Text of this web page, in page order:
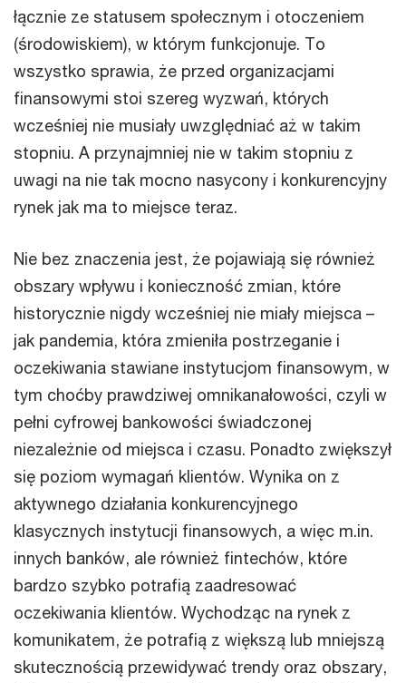
łącznie ze statusem społecznym i otoczeniem
(środowiskiem), w którym funkcjonuje. To
wszystko sprawia, że przed organizacjami
finansowymi stoi szereg wyzwań, których
wcześniej nie musiały uwzględniać aż w takim
stopniu. A przynajmniej nie w takim stopniu z
uwagi na nie tak mocno nasycony i konkurencyjny
rynek jak ma to miejsce teraz.
Nie bez znaczenia jest, że pojawiają się również
obszary wpływu i konieczność zmian, które
historycznie nigdy wcześniej nie miały miejsca –
jak pandemia, która zmieniła postrzeganie i
oczekiwania stawiane instytucjom finansowym, w
tym choćby prawdziwej omnikanałowości, czyli w
pełni cyfrowej bankowości świadczonej
niezależnie od miejsca i czasu. Ponadto zwiększył
się poziom wymagań klientów. Wynika on z
aktywnego działania konkurencyjnego
klasycznych instytucji finansowych, a więc m.in.
innych banków, ale również fintechów, które
bardzo szybko potrafią zaadresować
oczekiwania klientów. Wychodząc na rynek z
komunikatem, że potrafią z większą lub mniejszą
skutecznością przewidywać trendy oraz obszary,